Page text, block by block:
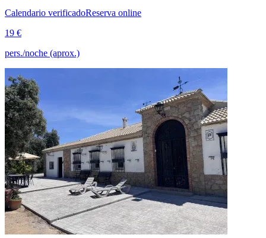
Calendario verificadoReserva online
19 €
pers./noche (aprox.)